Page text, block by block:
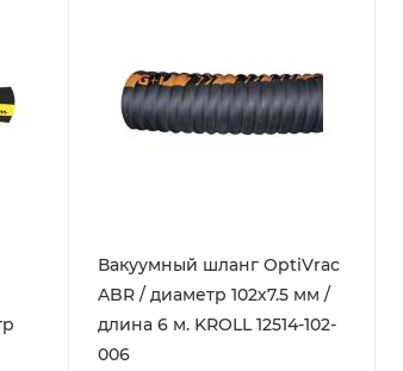
Вакуумный шланг OptiVrac
ABR / диаметр 102х7.5 мм /
длина 6 м. KROLL 12514-102-
006